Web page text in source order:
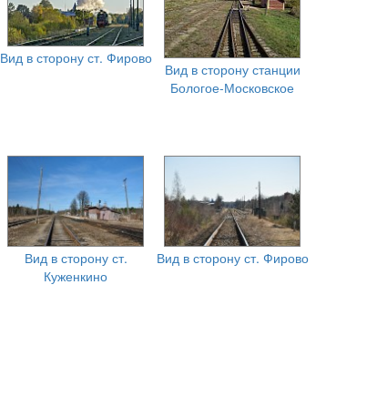
Вид в сторону ст. Фирово
Вид в сторону станции
Бологое-Московское
Вид в сторону ст.
Куженкино
Вид в сторону ст. Фирово